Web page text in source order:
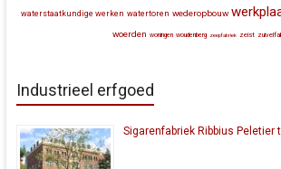
waterstaatkundige werken watertoren wederopbouw
woerden woningen woudenberg zeepfabriek zeist
Industrieel erfgoed
Sigarenfabriek Ribbius Peletier